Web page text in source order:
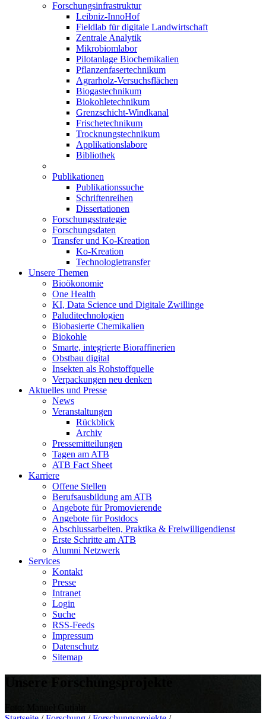
Forschungsinfrastruktur
Leibniz-InnoHof
Fieldlab für digitale Landwirtschaft
Zentrale Analytik
Mikrobiomlabor
Pilotanlage Biochemikalien
Pflanzenfasertechnikum
Agrarholz-Versuchsflächen
Biogastechnikum
Biokohletechnikum
Grenzschicht-Windkanal
Frischetechnikum
Trocknungstechnikum
Applikationslabore
Bibliothek
Publikationen
Publikationssuche
Schriftenreihen
Dissertationen
Forschungsstrategie
Forschungsdaten
Transfer und Ko-Kreation
Ko-Kreation
Technologietransfer
Unsere Themen
Bioökonomie
One Health
KI, Data Science und Digitale Zwillinge
Paluditechnologien
Biobasierte Chemikalien
Biokohle
Smarte, integrierte Bioraffinerien
Obstbau digital
Insekten als Rohstoffquelle
Verpackungen neu denken
Aktuelles und Presse
News
Veranstaltungen
Rückblick
Archiv
Pressemitteilungen
Tagen am ATB
ATB Fact Sheet
Karriere
Offene Stellen
Berufsausbildung am ATB
Angebote für Promovierende
Angebote für Postdocs
Abschlussarbeiten, Praktika & Freiwilligendienst
Erste Schritte am ATB
Alumni Netzwerk
Services
Kontakt
Presse
Intranet
Login
Suche
RSS-Feeds
Impressum
Datenschutz
Sitemap
Unsere Forschungsprojekte